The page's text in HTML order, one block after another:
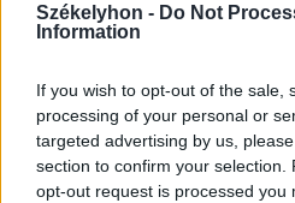
Székelyhon - Do Not
Information
If you wish to opt-out of the sale,
processing of your personal or
targeted advertising by us,
section to confirm your selection.
opt-out request is processed you